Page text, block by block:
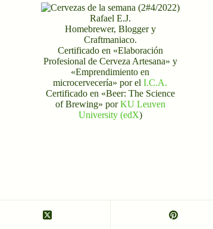
Rafael E.J.
Homebrewer, Blogger y
Craftmaniaco.
Certificado en «Elaboración
Profesional de Cerveza Artesana» y
«Emprendimiento en
microcervecería» por elI.C.A.
Certificado en «Beer: The Science
of Brewing» porKU Leuven
University (edX)